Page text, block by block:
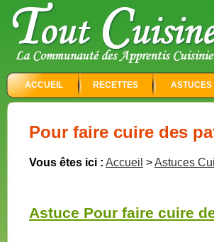
ACCUEIL RECETTES ASTUCES
Pour faire cuire des
Vous êtes ici : Accueil >Astuces
Astuce Pour faire cuire